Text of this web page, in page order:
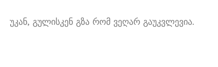
უკან, გულისკენ გზა რომ ვეღარ გაუკვლევია.